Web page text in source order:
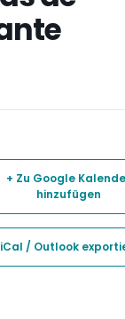
+ Zu Google
hinzufügen
/ Outlook